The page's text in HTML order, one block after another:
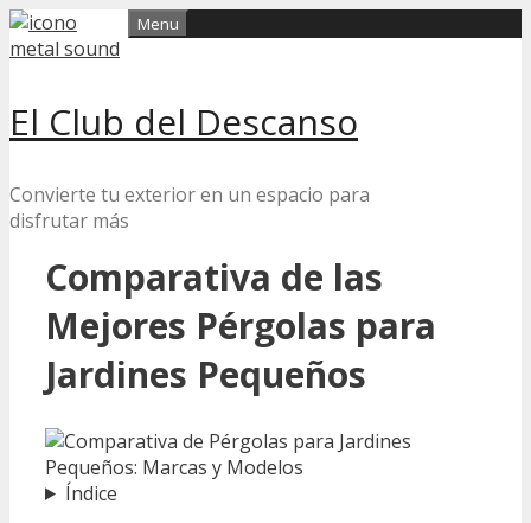
Skip
to
El Club del Descanso
Convierte tu exterior en un espacio para
disfrutar más
Menu
Comparativa de las
Mejores Pérgolas para
Jardines Pequeños
Índice